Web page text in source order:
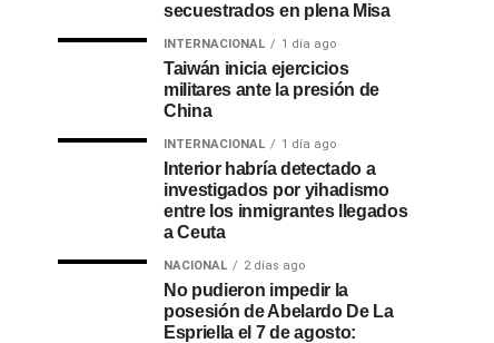
secuestrados en plena Misa
INTERNACIONAL 1 día ago
Taiwán inicia ejercicios
militares ante la presión de
China
INTERNACIONAL 1 día ago
Interior habría detectado a
investigados por yihadismo
entre los inmigrantes llegados
a Ceuta
NACIONAL 2 días ago
No pudieron impedir la
posesión de Abelardo De La
Espriella el 7 de agosto: